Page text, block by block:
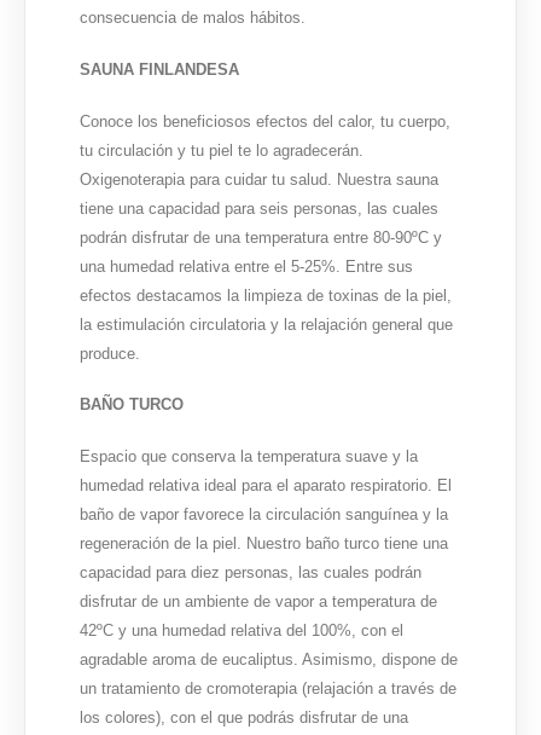
consecuencia de malos hábitos.
SAUNA FINLANDESA
Conoce los beneficiosos efectos del calor, tu cuerpo,
tu circulación y tu piel te lo agradecerán.
Oxigenoterapia para cuidar tu salud. Nuestra sauna
tiene una capacidad para seis personas, las cuales
podrán disfrutar de una temperatura entre 80-90ºC y
una humedad relativa entre el 5-25%. Entre sus
efectos destacamos la limpieza de toxinas de la piel,
la estimulación circulatoria y la relajación general que
produce.
BAÑO TURCO
Espacio que conserva la temperatura suave y la
humedad relativa ideal para el aparato respiratorio. El
baño de vapor favorece la circulación sanguínea y la
regeneración de la piel. Nuestro baño turco tiene una
capacidad para diez personas, las cuales podrán
disfrutar de un ambiente de vapor a temperatura de
42ºC y una humedad relativa del 100%, con el
agradable aroma de eucaliptus. Asimismo, dispone de
un tratamiento de cromoterapia (relajación a través de
los colores), con el que podrás disfrutar de una